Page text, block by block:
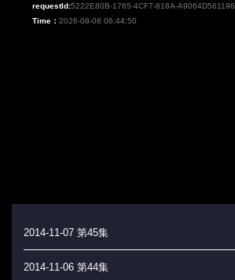
requestId:5222E80B-1765-4CF7-818A-A9064D561196
Time： 2026-08-08 06:44:50
2014-11-07 第45集
2014-11-06 第44集